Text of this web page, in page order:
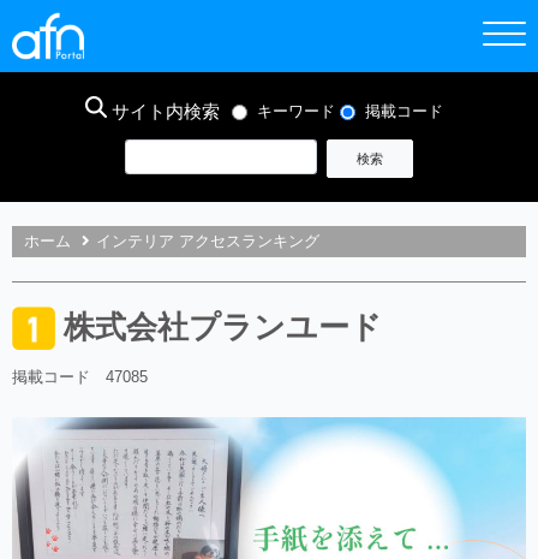
サイト内検索 キーワード 掲載コード
ホーム インテリア アクセスランキング
株式会社プランユード
掲載コード 47085